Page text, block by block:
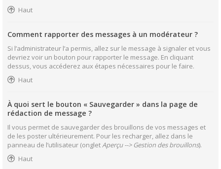
Haut
Comment rapporter des messages à un modérateur ?
Si l’administrateur l’a permis, allez sur le message à signaler et vous
devriez voir un bouton pour rapporter le message. En cliquant
dessus, vous accéderez aux étapes nécessaires pour le faire.
Haut
À quoi sert le bouton « Sauvegarder » dans la page de
rédaction de message ?
Il vous permet de sauvegarder des brouillons de vos messages et
de les poster ultérieurement. Pour les recharger, allez dans le
panneau de l’utilisateur (ongletAperçu --> Gestion des brouillons).
Haut